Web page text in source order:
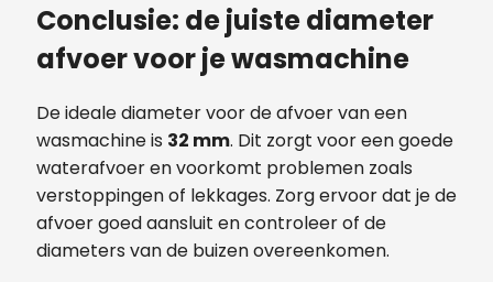
Conclusie: de juiste diameter
afvoer voor je wasmachine
De ideale diameter voor de afvoer van een
wasmachine is 32 mm. Dit zorgt voor een goede
waterafvoer en voorkomt problemen zoals
verstoppingen of lekkages. Zorg ervoor dat je de
afvoer goed aansluit en controleer of de
diameters van de buizen overeenkomen.